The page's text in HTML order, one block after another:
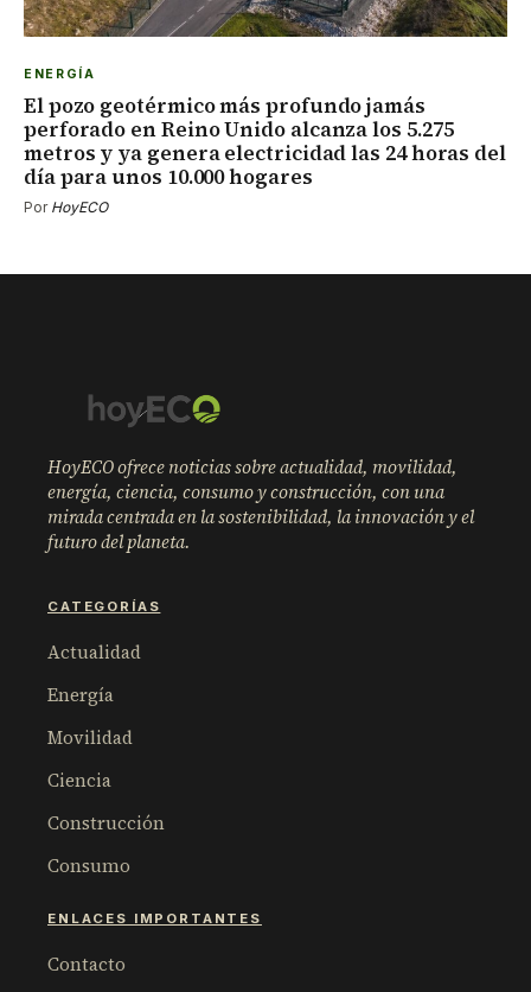
ENERGÍA
El pozo geotérmico más profundo jamás
perforado en Reino Unido alcanza los 5.275
metros y ya genera electricidad las 24 horas del
día para unos 10.000 hogares
Por HoyECO
HoyECO ofrece noticias sobre actualidad, movilidad,
energía, ciencia, consumo y construcción, con una
mirada centrada en la sostenibilidad, la innovación y el
futuro del planeta.
CATEGORÍAS
Actualidad
Energía
Movilidad
Ciencia
Construcción
Consumo
ENLACES IMPORTANTES
Contacto